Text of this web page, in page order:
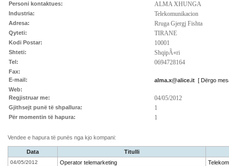
Personi kontaktues: ALMA XHUNGA
Industria: Telekomunikacion
Adresa: Rruga Gjergj Fishta
Qyteti: TIRANE
Kodi Postar: 10001
Shteti: ShqipÃ«ri
Tel: 0694728164
Fax:
E-mail:
alma.x@alice.it [ Dërgo
Web:
Regjistruar me:
04/05/2012
Gjithsejt punë të shpallura: 1
Për momentin të hapura: 1
Vendee e hapura të punës nga kjo kompani:
Data Titulli
04/05/2012 Operator telemarketing